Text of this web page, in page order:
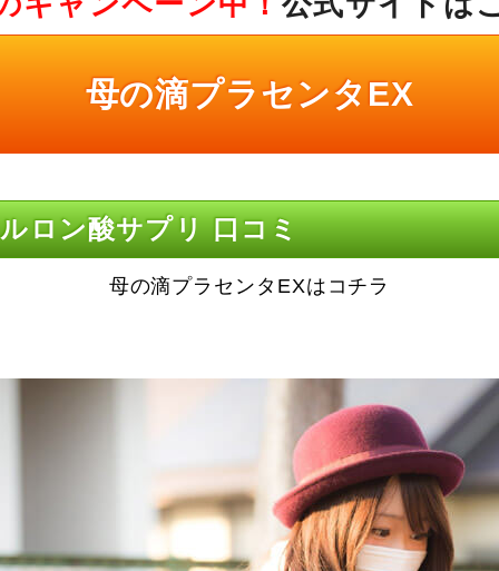
母の滴プラセンタEX
ロン酸サプリ 口コミ
母の滴プラセンタEXはコチラ